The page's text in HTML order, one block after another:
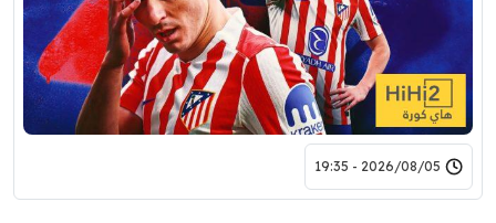
2026/08/05 - 19:35